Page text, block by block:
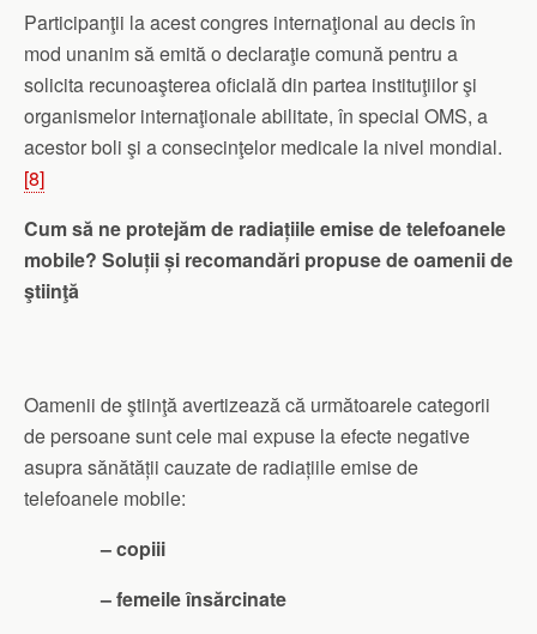
Participanţii la acest congres internaţional au decis în
mod unanim să emită o declaraţie comună pentru a
solicita recunoaşterea oficială din partea instituţiilor şi
organismelor internaţionale abilitate, în special OMS, a
acestor boli şi a consecinţelor medicale la nivel mondial.
[8]
Cum să ne protejăm de radiațiile emise de telefoanele
mobile? Soluții și recomandări propuse de oamenii de
ştiinţă
Oamenii de ştiinţă avertizează că următoarele categorii
de persoane sunt cele mai expuse la efecte negative
asupra sănătății cauzate de radiațiile emise de
telefoanele mobile:
– copiii
– femeile însărcinate